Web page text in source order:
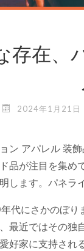
存在、
2024年1月21日
ン アパレル 装
品が注目を集め
します。パネラ
代にさかのぼ
最近ではその独
好家に支持され